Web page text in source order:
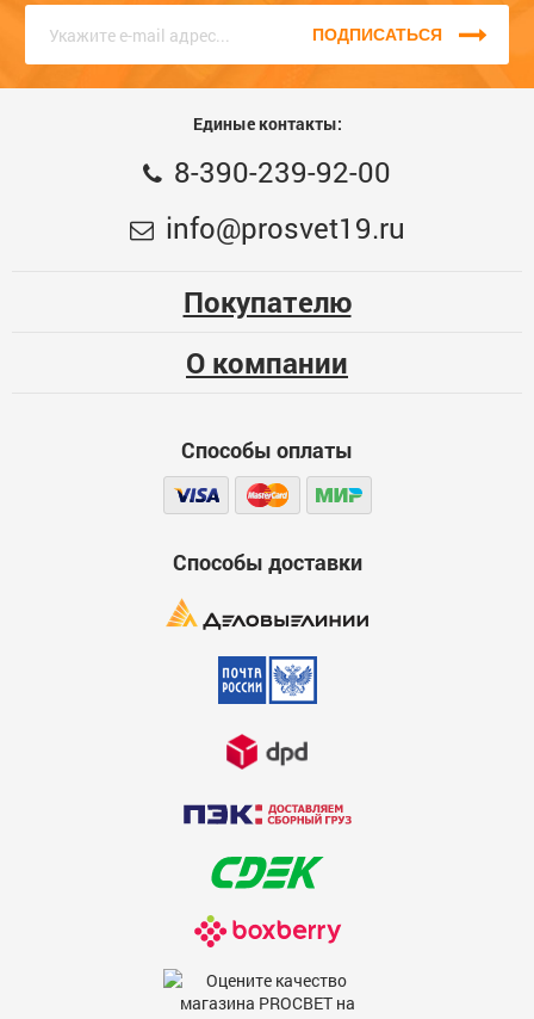
единый номер8 (3902) 399-200, КРУГЛОСУТОЧНО, наши
консультанты с радостью помогут Вам!ПОДПИСАТЬСЯ
Единые контакты:
8-390-239-92-00
info@prosvet19.ru
Покупателю
О компании
Способы оплаты
Способы доставки